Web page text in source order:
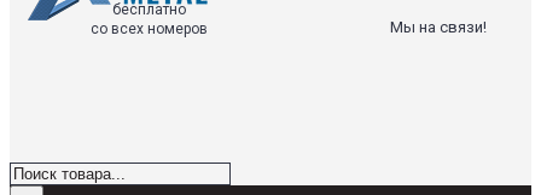
бесплатно
со всех номеров
Мы на связи!